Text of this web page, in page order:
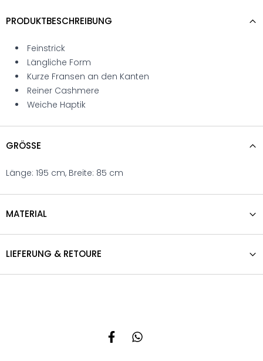
PRODUKTBESCHREIBUNG
Feinstrick
Längliche Form
Kurze Fransen an den Kanten
Reiner Cashmere
Weiche Haptik
GRÖSSE
Länge: 195 cm, Breite: 85 cm
MATERIAL
LIEFERUNG & RETOURE